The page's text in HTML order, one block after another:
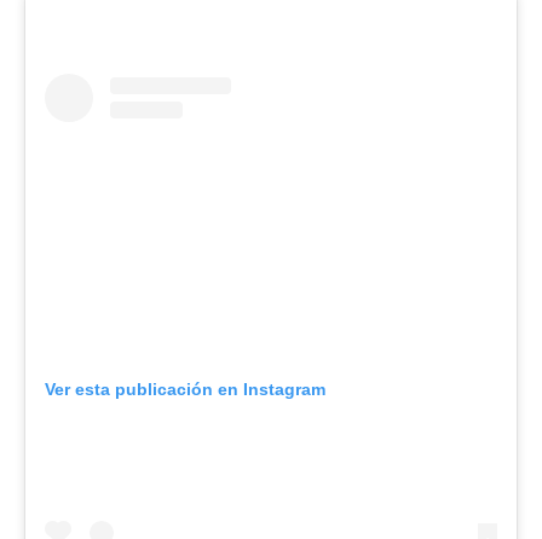
Ver esta publicación en Instagram